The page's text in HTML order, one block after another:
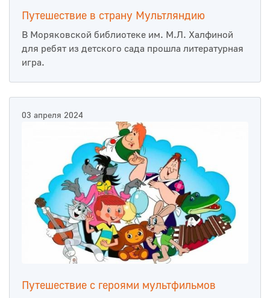
Путешествие в страну Мультляндию
В Моряковской библиотеке им. М.Л. Халфиной
для ребят из детского сада прошла литературная
игра.
03 апреля 2024
Путешествие с героями мультфильмов